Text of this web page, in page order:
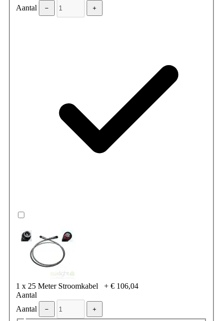
Aantal
− +
1 x 25 Meter Stroomkabel + € 106,04
Aantal
Aantal
− +